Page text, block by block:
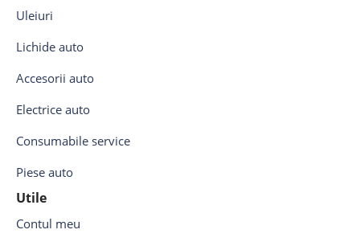
Uleiuri
Lichide auto
Accesorii auto
Electrice auto
Consumabile service
Piese auto
Utile
Contul meu